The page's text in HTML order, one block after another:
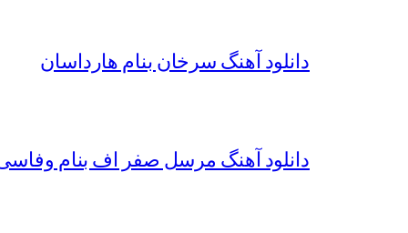
دانلود آهنگ سرخان بنام هارداسان
دانلود آهنگ مرسل صفر اف بنام